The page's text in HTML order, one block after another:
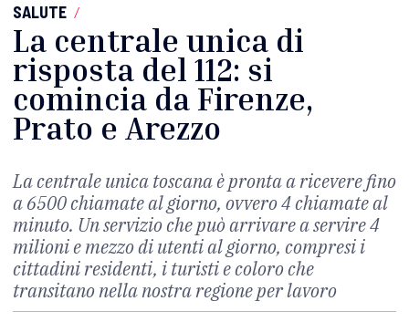
SALUTE /
La centrale unica di
risposta del 112: si
comincia da Firenze,
Prato e Arezzo
La centrale unica toscana è pronta a ricevere fino
a 6500 chiamate al giorno, ovvero 4 chiamate al
minuto. Un servizio che può arrivare a servire 4
milioni e mezzo di utenti al giorno, compresi i
cittadini residenti, i turisti e coloro che
transitano nella nostra regione per lavoro